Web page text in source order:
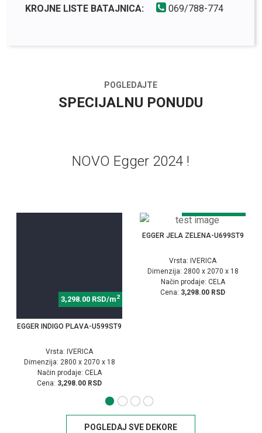
KROJNE LISTE BATAJNICA:
069/788-774
POGLEDAJTE
SPECIJALNU PONUDU
NOVO Egger 2024 !
3,298.00 RSD/m2
EGGER INDIGO PLAVA-U599ST9
Vrsta: IVERICA
Dimenzija: 2800 x 2070 x 18
Način prodaje: CELA
Cena: 3,298.00 RSD
EGGER JELA ZELENA-U699ST9
Vrsta: IVERICA
Dimenzija: 2800 x 2070 x 18
Način prodaje: CELA
Cena: 3,298.00 RSD
POGLEDAJ SVE DEKORE